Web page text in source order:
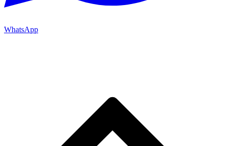
WhatsApp